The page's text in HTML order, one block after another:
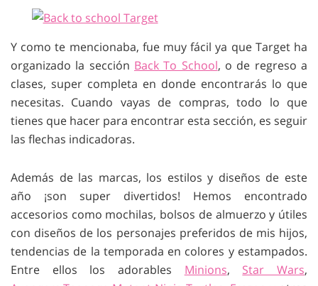
Y como te mencionaba, fue muy fácil ya que Target ha
organizado la sección Back To School, o de regreso a
clases, super completa en donde encontrarás lo que
necesitas. Cuando vayas de compras, todo lo que
tienes que hacer para encontrar esta sección, es seguir
las flechas indicadoras.
Además de las marcas, los estilos y diseños de este
año ¡son super divertidos! Hemos encontrado
accesorios como mochilas, bolsos de almuerzo y útiles
con diseños de los personajes preferidos de mis hijos,
tendencias de la temporada en colores y estampados.
Entre ellos los adorables Minions, Star Wars,